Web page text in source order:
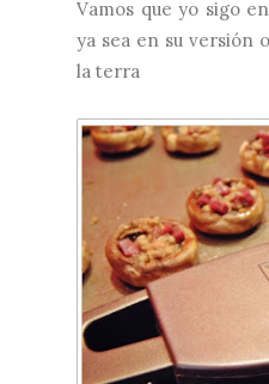
Vamos que yo sigo
ya sea en su versión
la terra